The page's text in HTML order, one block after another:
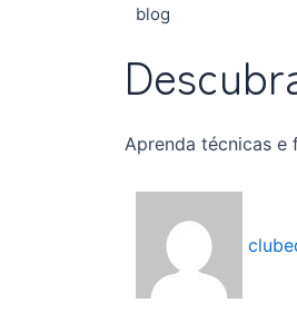
blog
Aprenda técnicas e